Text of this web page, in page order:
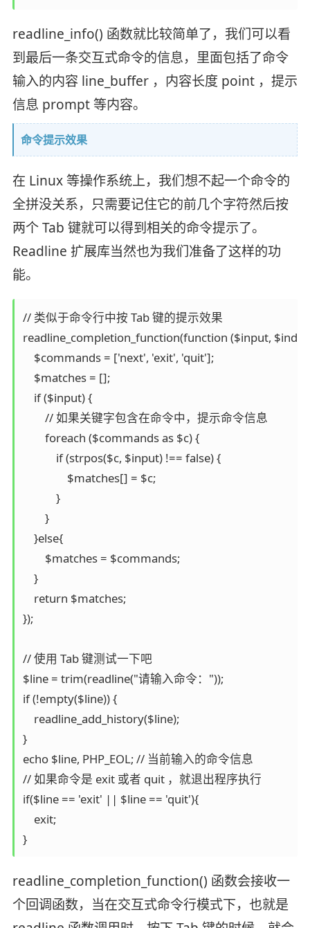
readline_info() 函数就比较简单了，我们可以看
到最后一条交互式命令的信息，里面包括了命令
输入的内容 line_buffer ，内容长度 point ，提示
信息 prompt 等内容。
命令提示效果
在 Linux 等操作系统上，我们想不起一个命令的
全拼没关系，只需要记住它的前几个字符然后按
两个 Tab 键就可以得到相关的命令提示了。
Readline 扩展库当然也为我们准备了这样的功
能。
// 类似于命令行中按 Tab 键的提示效果
readline_completion_function(function ($input,
    $commands = ['next', 'exit', 'quit'];
    $matches = [];
    if ($input) {
        // 如果关键字包含在命令中，提示命令信息
        foreach ($commands as $c) {
            if (strpos($c, $input) !== false) {
                $matches[] = $c;
            }
        }
    }else{
        $matches = $commands;
    }
    return $matches;
});
// 使用 Tab 键测试一下吧
$line = trim(readline("请输入命令："));
if (!empty($line)) {
    readline_add_history($line);
}
echo $line, PHP_EOL; // 当前输入的命令信息
// 如果命令是 exit 或者 quit ，就退出程序执行
if($line == 'exit' || $line == 'quit'){
    exit;
}
readline_completion_function() 函数会接收一
个回调函数，当在交互式命令行模式下，也就是